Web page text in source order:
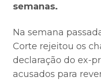
semanas.
Na semana
Corte rejeitou os
declaração do ex-
acusados para